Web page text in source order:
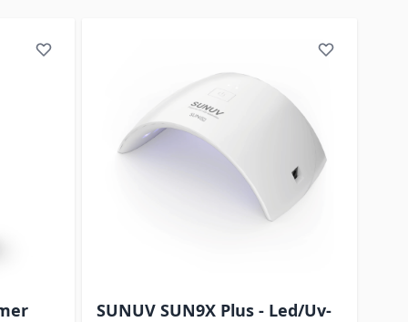
SUNUV SUN9X Plus - Led/Uv-